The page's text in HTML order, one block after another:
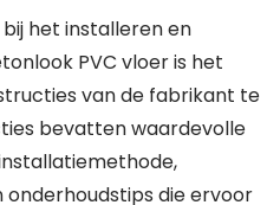
het installeren en
PVC vloer is het
van de fabrikant te
bevatten waardevolle
die ervoor